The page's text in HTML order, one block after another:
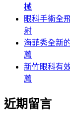
械
眼科手術全
射
海菲秀全新
薦
新竹眼科有
薦
近期留言